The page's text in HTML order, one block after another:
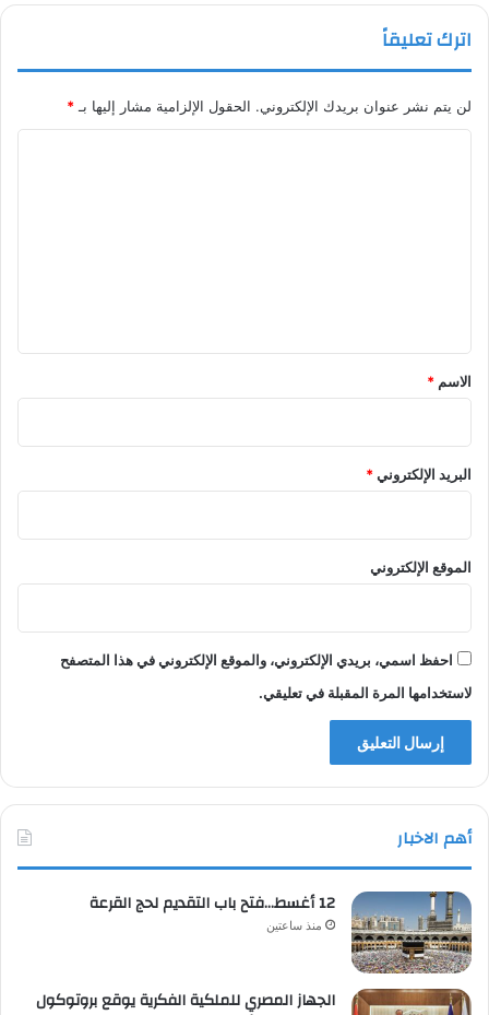
اترك تعليقاً
لن يتم نشر عنوان بريدك الإلكتروني. الحقول الإلزامية مشار إليها بـ *
*
الاسم *
البريد الإلكتروني*
الموقع الإلكتروني
احفظ اسمي، بريدي الإلكتروني، والموقع الإلكتروني في هذا المتصفح
لاستخدامها المرة المقبلة في تعليقي.
أهم الاخبار
12 أغسط…فتح باب التقديم لحج القرعة
منذ ساعتين
الجهاز المصري للملكية الفكرية يوقع بروتوكول